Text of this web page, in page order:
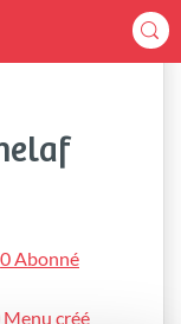
0 Abonné
Menu créé